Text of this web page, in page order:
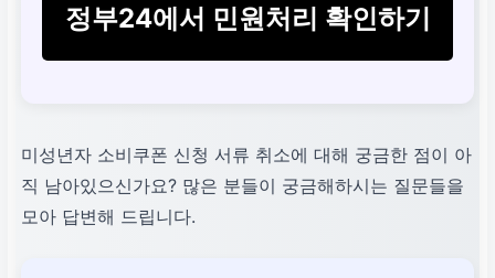
정부24에서 민원처리 확인하기
미성년자 소비쿠폰 신청 서류 취소에 대해 궁금한 점이 아
직 남아있으신가요? 많은 분들이 궁금해하시는 질문들을
모아 답변해 드립니다.